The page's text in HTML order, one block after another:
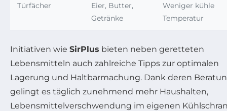
Türfächer
Eier, Butter,
Getränke
Weniger kühle
Temperatur
Initiativen wie SirPlus bieten neben geretteten
Lebensmitteln auch zahlreiche Tipps zur optimalen
Lagerung und Haltbarmachung. Dank deren
gelingt es täglich zunehmend mehr Haushalten,
Lebensmittelverschwendung im eigenen